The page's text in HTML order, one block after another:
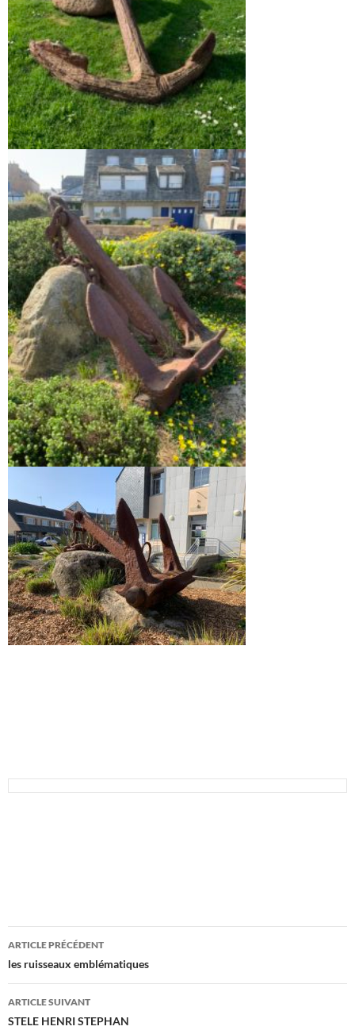
Navigation
des
articles
ARTICLE PRÉCÉDENT
les ruisseaux emblématiques
ARTICLE SUIVANT
STELE HENRI STEPHAN